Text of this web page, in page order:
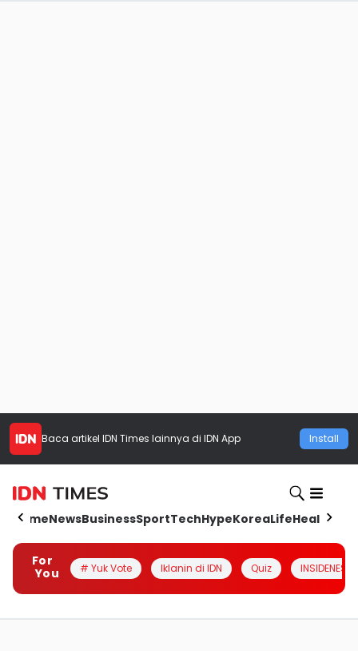
Baca artikel IDN Times lainnya di IDN App Install
HomeNewsBusinessSportTechHypeKoreaLifeHealth
For
You
# Yuk Vote Iklanin di IDN Quiz INSIDENESIA